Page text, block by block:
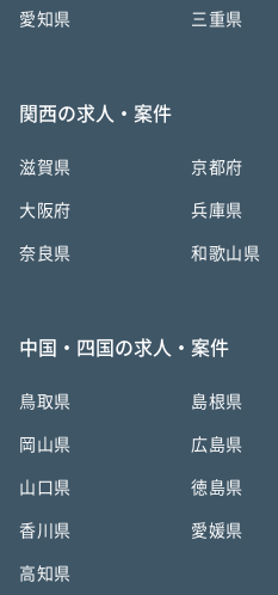
愛知県 三重県
関西の求人・案件
滋賀県 京都府
大阪府 兵庫県
奈良県 和歌山県
中国・四国の求人・案件
鳥取県 島根県
岡山県 広島県
山口県 徳島県
香川県 愛媛県
高知県